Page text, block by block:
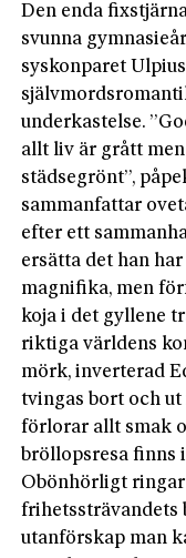
Den enda
svunna
syskonparet
underkastelse.
allt liv är grått
städsegrönt”,
sammanfattar
efter ett
ersätta det han
magnifika, men
koja i det gyllene
riktiga världens
mörk, inverterad
tvingas bort och
förlorar allt smak
bröllopsresa finns
Obönhörligt
frihetssträvandets
utanförskap man